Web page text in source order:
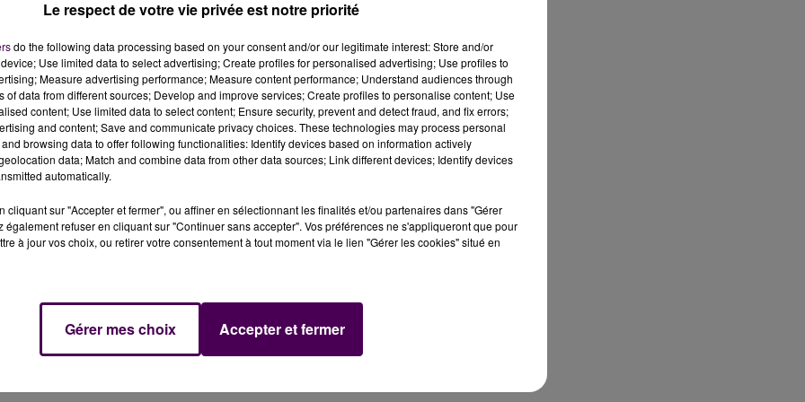
photo : Ville de Bayeux
les rues de Bayeux à partir du samedi 30
deBayeuxà partir dusamedi 30 mars.Après une
désormais réparé, reprend du service pour le
la capitale du Bessin
six langues (français, anglais, espagnol, allemand,
JUIN
l'an dernier, le petit train touristique partira toutes
les mercredis, jour de marché, où le rendez-vous
Le tarif est de
Le respect de votre vie privée est notre priorité
do the following data processing based on your consent and/or our legitimate interest: Store and/or
Use limited data to select advertising; Create profiles for personalised advertising; Use profiles to
Measure advertising performance; Measure content performance; Understand audiences through
of data from different sources; Develop and improve services; Create profiles to personalise content; Use
content; Use limited data to select content; Ensure security, prevent and detect fraud, and fix errors;
and content; Save and communicate privacy choices. These technologies may process personal
browsing data to offer following functionalities: Identify devices based on information actively
data; Match and combine data from other data sources; Link different devices; Identify devices
automatically.
cliquant sur "Accepter et fermer", ou affiner en sélectionnant les finalités et/ou partenaires dans "Gérer
également refuser en cliquant sur "Continuer sans accepter". Vos préférences ne s'appliqueront que pour
à jour vos choix, ou retirer votre consentement à tout moment via le lien "Gérer les cookies" situé en
Gérer mes choix Accepter et fermer